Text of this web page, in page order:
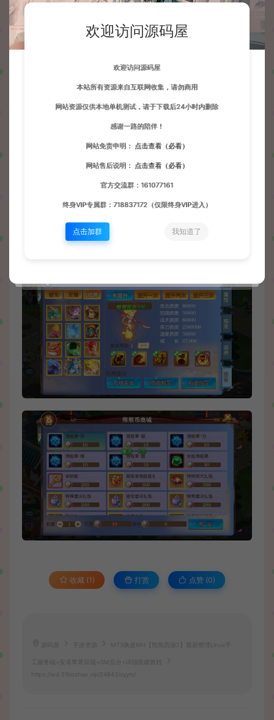
收藏 (1) 打赏 点赞 (0)
手游资源 MT3换皮MH【熊熊西游2】最新整理Linux手
工服务端+安卓苹果双端+GM后台+详细搭建教程
https://wd.51boshao.vip/24643/syym/
欢迎访问源码屋
欢迎访问源码屋
本站所有资源来自互联网收集，请勿商用
网站资源仅供本地单机测试，请于下载后24小时内删除
感谢一路的陪伴！
网站免责申明： 点击查看（必看）
网站售后说明： 点击查看（必看）
官方交流群：161077161
终身VIP专属群：718837172（仅限终身VIP进入）
点击加群 我知道了